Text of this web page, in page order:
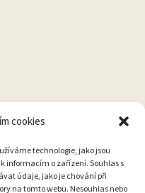
cookies
technologie, jako jsou
informacím o zařízení. Souhlas s
údaje, jako je chování při
na tomto webu. Nesouhlas nebo